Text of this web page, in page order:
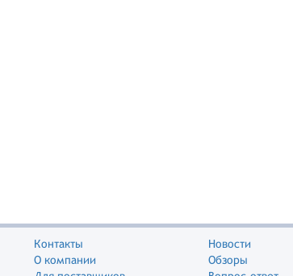
Контакты
О компании
Новости
Обзоры